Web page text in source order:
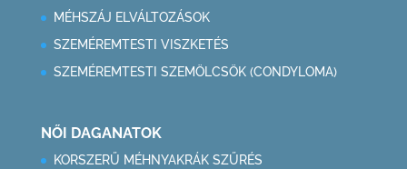
MÉHSZÁJ ELVÁLTOZÁSOK
SZEMÉREMTESTI VISZKETÉS
SZEMÉREMTESTI SZEMÖLCSÖK (CONDYLOMA)
NŐI DAGANATOK
KORSZERŰ MÉHNYAKRÁK SZŰRÉS